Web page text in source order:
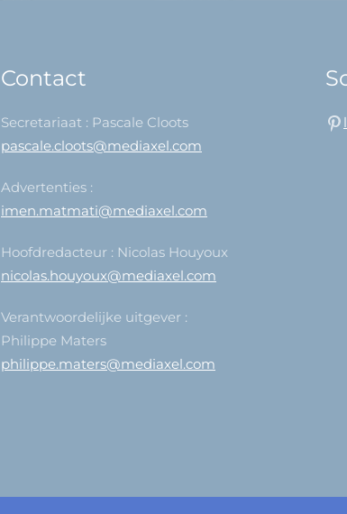
Contact
Secretariaat : Pascale Cloots
pascale.cloots@mediaxel.com
Advertenties :
imen.matmati@mediaxel.com
Hoofdredacteur : Nicolas Houyoux
nicolas.houyoux@mediaxel.com
Verantwoordelijke uitgever :
Philippe Maters
philippe.maters@mediaxel.com